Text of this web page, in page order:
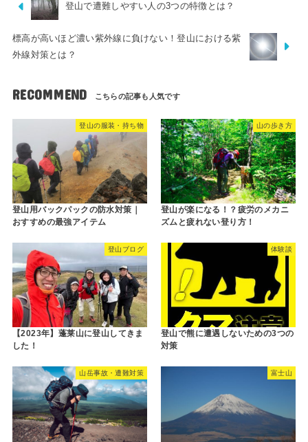
登山で遭難しやすい人の3つの特徴とは？
標高が高いほど濃い紫外線に負けない！登山における紫
外線対策とは？
RECOMMEND
登山の服装・持ち物
登山用バックパックの防水対策｜
おすすめの最強アイテム
山の歩き方
登山が楽になる！？疲労のメカニ
ズムと疲れない登り方！
登山ブログ
【2023年】蓬莱山に登山してきま
した！
体験談
登山で熊に遭遇しないための3つの
対策
山岳事故・遭難対策 富士山